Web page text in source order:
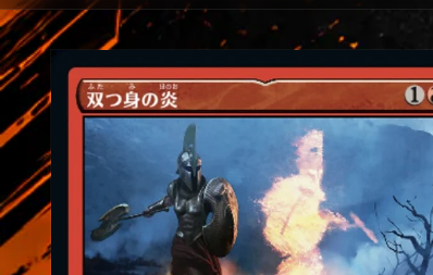
略過產
品資訊